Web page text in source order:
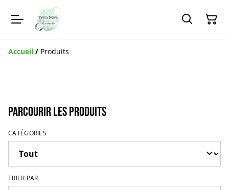
Accueil / Produits
Parcourir les produits
CATÉGORIES
TRIER PAR